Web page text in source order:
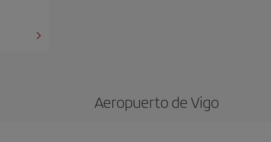
Aeropuerto de Vigo